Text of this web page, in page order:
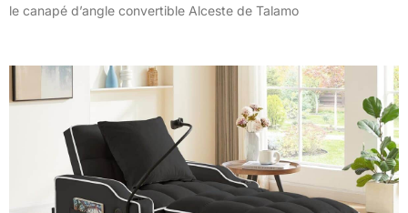
le canapé d’angle convertible Alceste de Talamo